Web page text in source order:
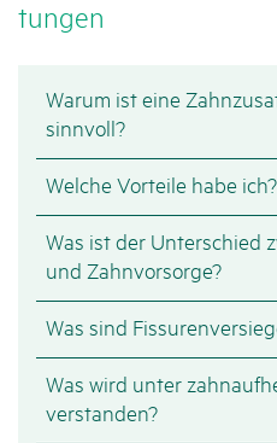
tungen
Warum ist eine
sinnvoll?
Welche Vorteile habe ich?
Was ist der Unterschied
und Zahnvorsorge?
Was sind
Was wird unter
verstanden?